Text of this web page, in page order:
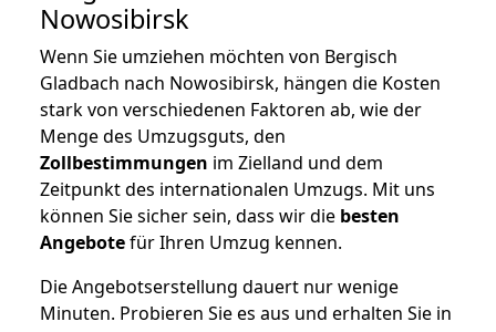
Nowosibirsk
Wenn Sie umziehen möchten von Bergisch
Gladbach nach Nowosibirsk, hängen die Kosten
stark von verschiedenen Faktoren ab, wie der
Menge des Umzugsguts, den
Zollbestimmungen im Zielland und dem
Zeitpunkt des internationalen Umzugs. Mit uns
können Sie sicher sein, dass wir die besten
Angebotefür Ihren Umzug kennen.
Die Angebotserstellung dauert nur wenige
Minuten. Probieren Sie es aus und erhalten Sie in